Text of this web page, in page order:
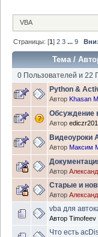
VBA
Страницы: [1]2 3 ...9
Тема /
0 Пользователей и 22
Python &
Автор Khasan
Обсуждение
Автор
Видеоуроки
Автор Максим
Автор
Старые и
Автор
vba для
Автор Timofeev
Что есть